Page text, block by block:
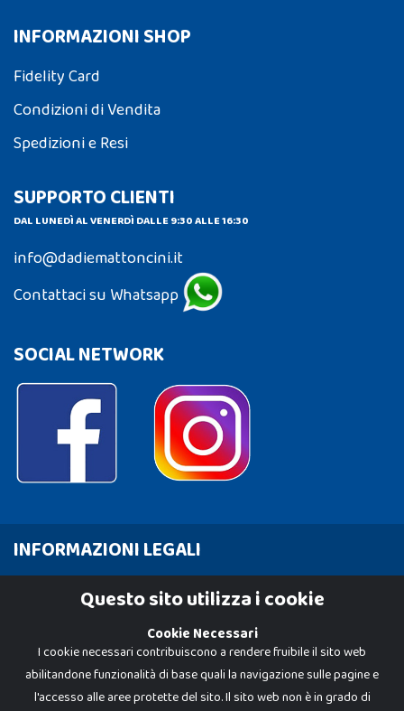
INFORMAZIONI SHOP
Fidelity Card
Condizioni di Vendita
Spedizioni e Resi
SUPPORTO CLIENTI
DAL LUNEDÌ AL VENERDÌ DALLE 9:30 ALLE 16:30
info@dadiemattoncini.it
Contattaci su Whatsapp
SOCIAL NETWORK
INFORMAZIONI LEGALI
Cookie PolicyQuesto sito utilizza i cookie
Cookie Necessari
I cookie necessari contribuiscono a rendere fruibile il sito web
abilitandone funzionalità di base quali la navigazione sulle pagine e
l'accesso alle aree protette del sito. Il sito web non è in grado di